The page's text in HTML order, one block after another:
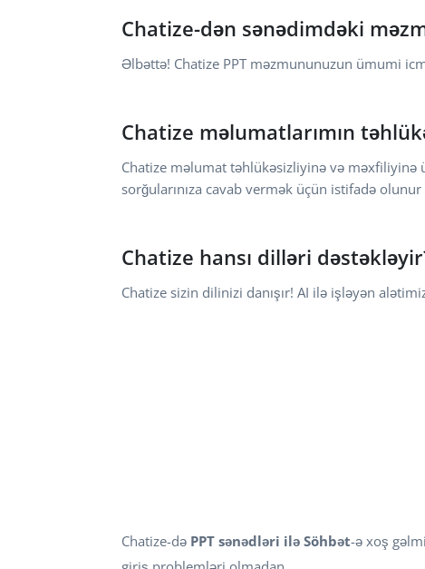
Chatize-dən sənədimdəki
Əlbəttə! Chatize PPT məzmununuzun ümumi
Chatize məlumatlarımın
Chatize məlumat təhlükəsizliyinə və
sorğularınıza cavab vermək üçün istifadə
Chatize hansı dilləri
Chatize sizin dilinizi danışır! AI ilə işləyən
Chatize-də PPT sənədləri ilə Söhbət-ə xoş